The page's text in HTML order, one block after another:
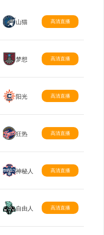
山猫 高清直播
梦想 高清直播
阳光 高清直播
狂热 高清直播
神秘人 高清直播
自由人 高清直播